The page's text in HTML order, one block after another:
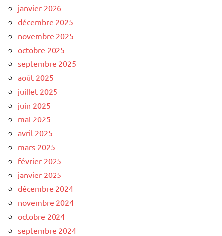
janvier 2026
décembre 2025
novembre 2025
octobre 2025
septembre 2025
août 2025
juillet 2025
juin 2025
mai 2025
avril 2025
mars 2025
février 2025
janvier 2025
décembre 2024
novembre 2024
octobre 2024
septembre 2024